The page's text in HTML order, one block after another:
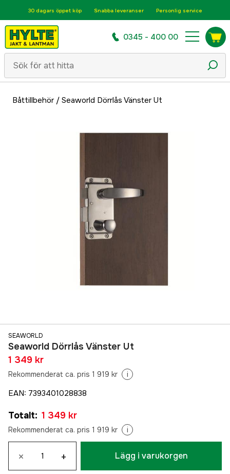
30 dagars öppet köp Snabba leveranser Personlig service
0345 - 400 00
Båttillbehör/ Seaworld Dörrlås Vänster Ut
SEAWORLD
Seaworld Dörrlås Vänster Ut
1 349 kr
Rekommenderat ca. pris 1 919 kr i
EAN: 7393401028838
Totalt: 1 349 kr
Rekommenderat ca. pris 1 919 kr i
× + Lägg i varukorgen